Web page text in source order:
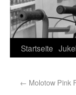
Startseite
← Molotow Pink